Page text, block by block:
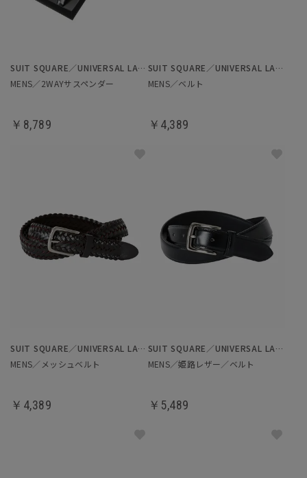
SUIT SQUARE／UNIVERSAL LANGUAGE
MENS／2WAYサスペンダー
￥8,789
SUIT SQUARE／UNIVERSAL LANGUAGE
MENS／ベルト
￥4,389
SUIT SQUARE／UNIVERSAL LANGUAGE
MENS／メッシュベルト
￥4,389
SUIT SQUARE／UNIVERSAL LANGUAGE
MENS／姫路レザー／ベルト
￥5,489